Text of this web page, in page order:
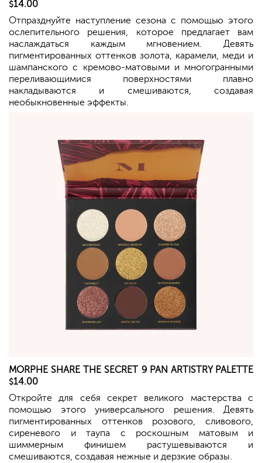
$14.00
Отпразднуйте наступление сезона с помощью этого
ослепительного решения, которое предлагает вам
наслаждаться каждым мгновением. Девять
пигментированных оттенков золота, карамели, меди и
шампанского с кремово-матовыми и многогранными
переливающимися поверхностями плавно
накладываются и смешиваются, создавая
необыкновенные эффекты.
MORPHE SHARE THE SECRET 9 PAN ARTISTRY PALETTE
$14.00
Откройте для себя секрет великого мастерства с
помощью этого универсального решения. Девять
пигментированных оттенков розового, сливового,
сиреневого и таупа с роскошным матовым и
шиммерным финишем растушевываются и
смешиваются, создавая нежные и дерзкие образы.